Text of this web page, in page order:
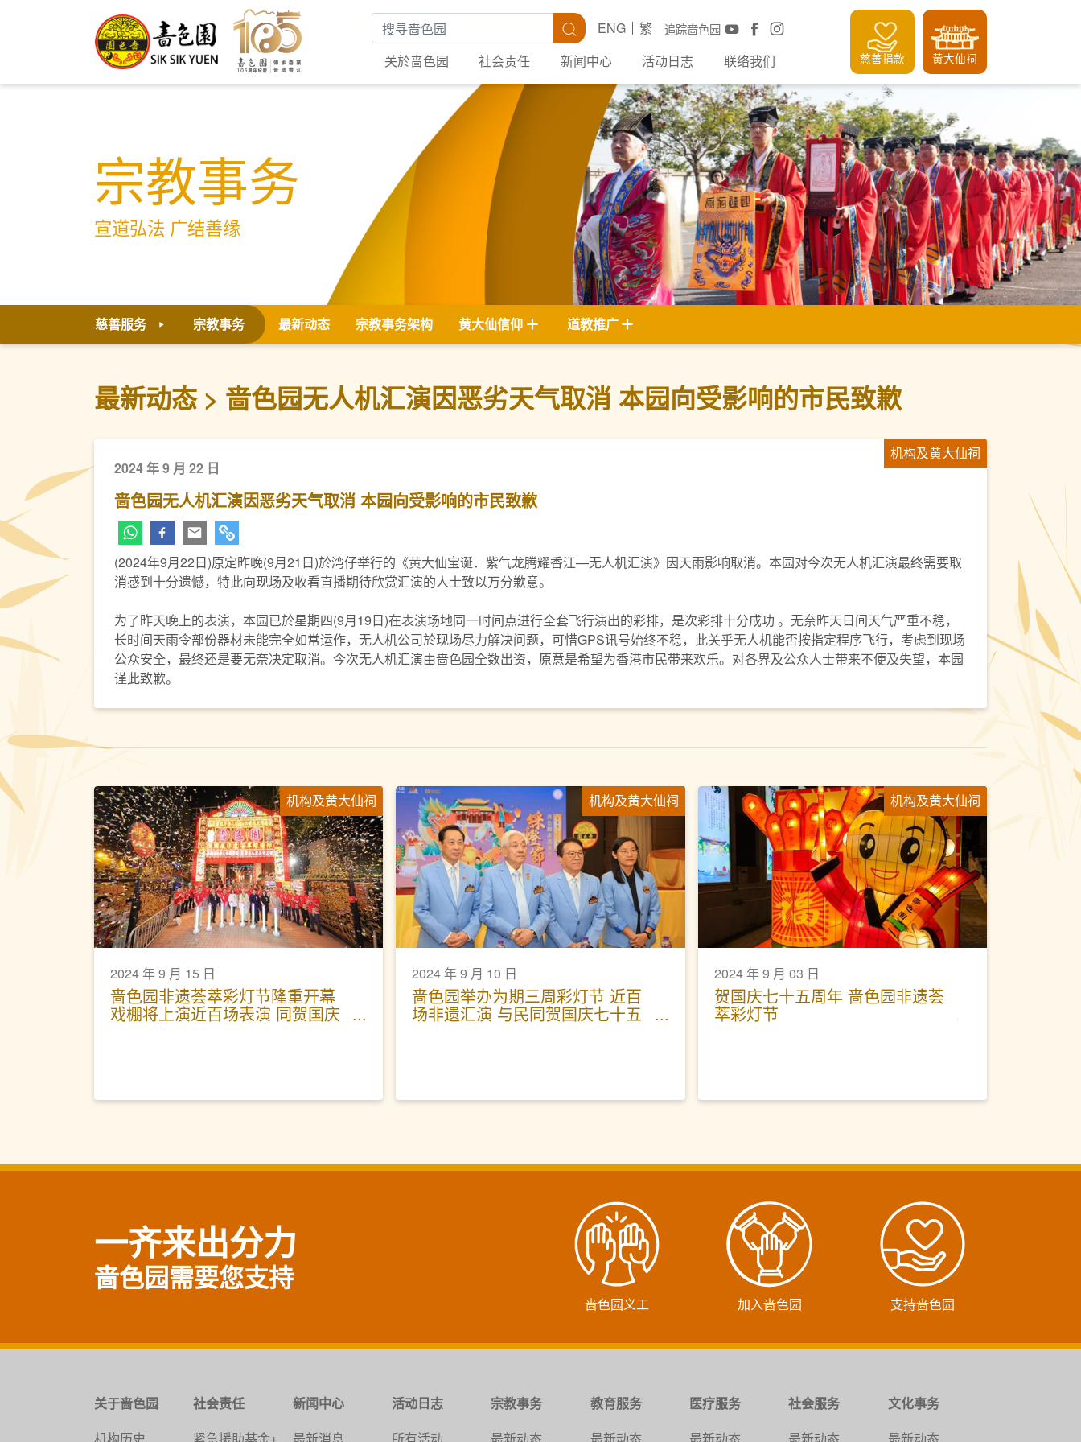
搜寻关键字 搜寻 追踪啬色园
ENG
繁
关於啬色园
社会责任 新闻中心 活动日志 联络我们 慈善捐款 黃大仙祠
宗教事务
宣道弘法 广结善缘
慈善服务 宗教事务 最新动态 宗教事务架构 黄大仙信仰 道教推广
最新动态 啬色园无人机汇演因恶劣天气取消 本园向受影响的市民致歉
机构及黄大仙祠
2024 年 9 月 22 日
啬色园无人机汇演因恶劣天气取消 本园向受影响的市民致歉
(2024年9月22日)原定昨晚(9月21日)於湾仔举行的《黄大仙宝诞．紫气龙腾耀香江—无人机汇演》因天雨影响取消。本园对今次无人机汇演最终需要取
消感到十分遗憾，特此向现场及收看直播期待欣赏汇演的人士致以万分歉意。
为了昨天晚上的表演，本园已於星期四(9月19日)在表演场地同一时间点进行全套飞行演出的彩排，是次彩排十分成功 。无奈昨天日间天气严重不稳，
长时间天雨令部份器材未能完全如常运作，无人机公司於现场尽力解决问题，可惜GPS讯号始终不稳，此关乎无人机能否按指定程序飞行，考虑到现场
公众安全，最终还是要无奈决定取消。今次无人机汇演由啬色园全数出资，原意是希望为香港市民带来欢乐。对各界及公众人士带来不便及失望，本园
谨此致歉。
机构及黄大仙祠
2024 年 9 月 15 日
啬色园非遗荟萃彩灯节隆重开幕
戏棚将上演近百场表演 同贺国庆
机构及黄大仙祠
2024 年 9 月 10 日
啬色园举办为期三周彩灯节 近百
场非遗汇演 与民同贺国庆七十五
机构及黄大仙祠
2024 年 9 月 03 日
贺国庆七十五周年 啬色园非遗荟
萃彩灯节
一齐来出分力
啬色园需要您支持
啬色园义工 加入啬色园 支持啬色园
关于啬色园
机构历史
社会责任
紧急援助基金+
新闻中心
最新消息
活动日志
所有活动
宗教事务
最新动态
教育服务
最新动态
医疗服务
最新动态
社会服务
最新动态
文化事务
最新动态